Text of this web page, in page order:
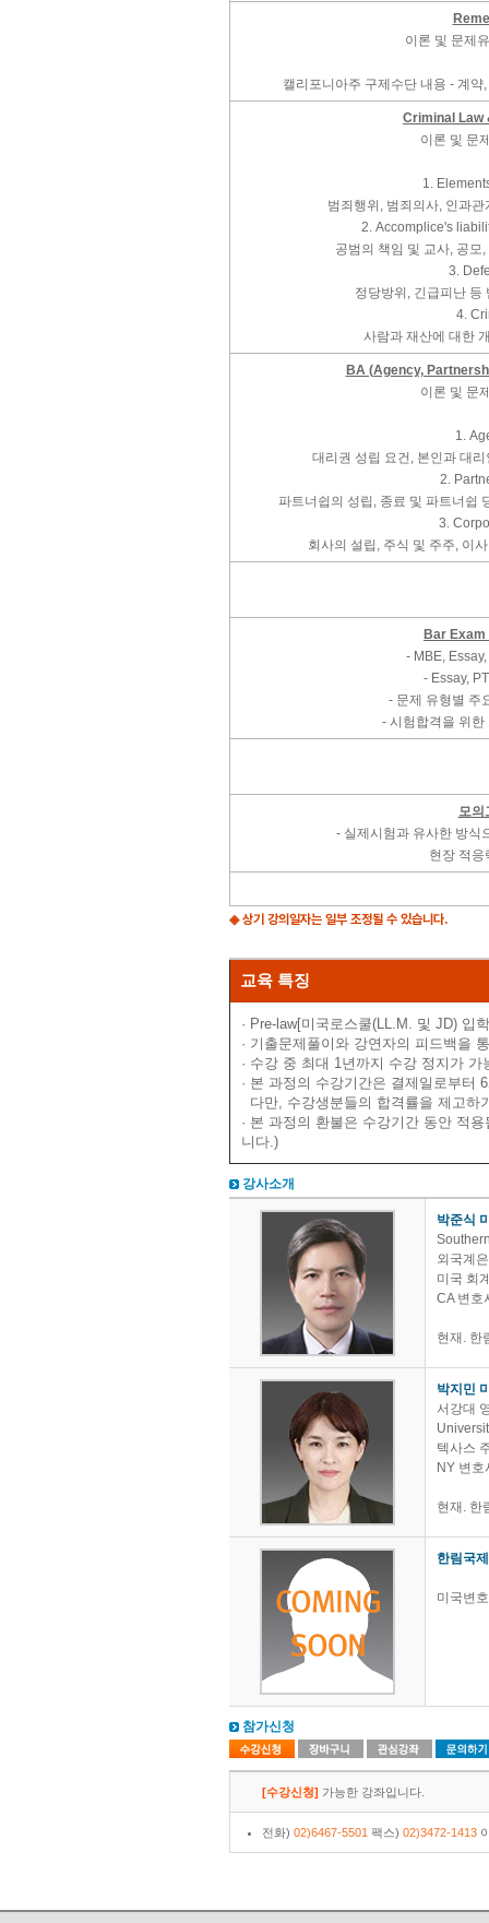
이론 및 문제
캘리포니아주 구제수단 내용 - 계
Criminal Law
이론 및 문
1.
범죄행위, 범죄의사, 인과
2. Accomplice's
공범의 책임 및 교사, 공모
3.
정당방위, 긴급피난 등
4.
사람과 재산에 대한
BA (Agency,
이론 및 문
1.
대리권 성립 요건, 본인과 대
2.
파트너쉽의 성립, 종료 및 파트너쉽
3.
회사의 설립, 주식 및 주주, 이
Bar Exam
- MBE,
- Essay,
- 문제 유형별 주
- 시험합격을 위한
모의
- 실제시험과 유사한 방식
현장 적응
◈ 상기 강의일자는 일부 조정될 수 있습니다.
교육 특징
· Pre-law[미국로스쿨(LL.M. 및 JD) 입
· 기출문제풀이와 강연자의 피드백을
· 수강 중 최대 1년까지 수강 정지가
· 본 과정의 수강기간은 결제일로부터
다만, 수강생분들의 합격률을 제고하
· 본 과정의 환불은 수강기간 동안 적
니다.)
강사소개
박준식
외국계
미국 회
CA 변호
현재. 한
박지민
서강대
텍사스
NY 변호
현재. 한
한림국
미국변
참가신청
[수강신청] 가능한 강좌입니다.
전화) 02)6467-5501 팩스) 02)3472-1413